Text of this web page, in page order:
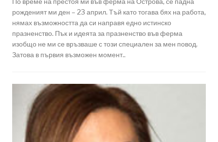
рожденият ми ден – 23 април. Тъй като тогава бях на работа,
нямах възможността да си направя едно истинско
празненство. Пък и идеята за празненство във ферма
изобщо не ми се връзваше с този специален за мен повод.
Затова в първия възможен момент..